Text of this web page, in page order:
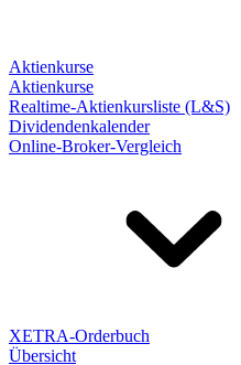
Aktienkurse
Aktienkurse
Realtime-Aktienkursliste (L&S)
Dividendenkalender
Online-Broker-Vergleich
XETRA-Orderbuch
Übersicht